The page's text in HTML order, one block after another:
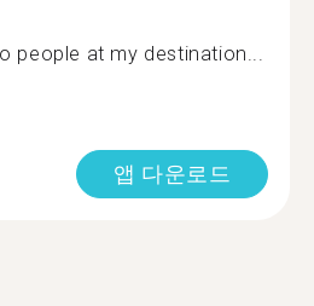
people at my destination...
앱 다운로드